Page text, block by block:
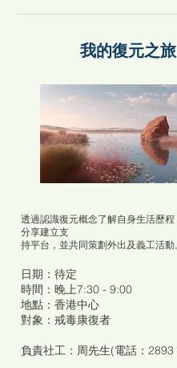
我的復元之旅
透過認識復元概念了解自身生活歷
分享建立支
持平台，並共同策劃外出及義工活動
日期：待定
時間：晚上7:30 - 9:00
地點：香港中心
對象：戒毒康復者
負責社工：周先生(電話：2893